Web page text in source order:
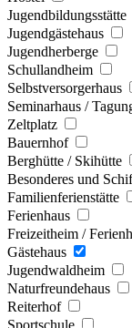
Jugendbildungsstätte
Jugendgästehaus
Jugendherberge
Schullandheim
Selbstversorgerhaus
Seminarhaus /
Zeltplatz
Bauernhof
Berghütte / Skihütte
Besonderes und
Familienferienstätte
Ferienhaus
Freizeitheim /
Gästehaus
Jugendwaldheim
Naturfreundehaus
Reiterhof
Sportschule